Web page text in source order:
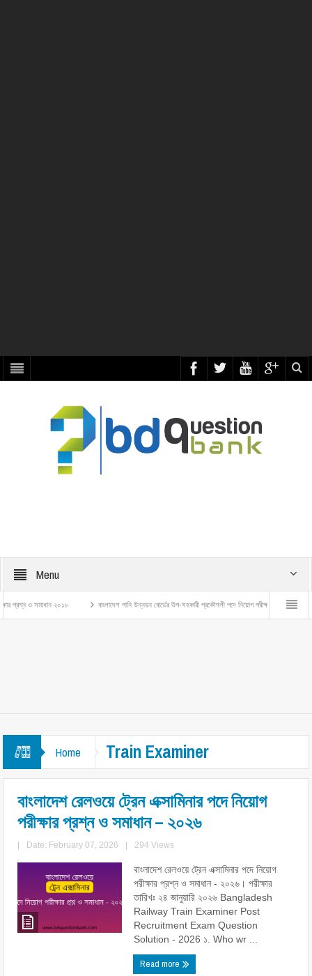
Menu
ও সমাধান ২০১৮ বাংলাদেশ পানি উন্নয়ন বোর্ডের উপ-সহকারী প্রকৌশলী পদে নিয়োগ পরীক্ষার প্রশ্ন ও সমাধান –
Home Train Examiner
বাংলাদেশ রেলওয়ে ট্রেন এক্সামিনার পদে নিয়োগ
পরীক্ষার প্রশ্ন ও সমাধান – ২০২৬
Date: February 07, 2026 294 Views
বাংলাদেশ রেলওয়ে ট্রেন এক্সামিনার পদে নিয়োগ
পরীক্ষার প্রশ্ন ও সমাধান - ২০২৬। পরীক্ষার
তারিখঃ ২৪ জানুয়ারি ২০২৬ Bangladesh
Railway Train Examiner Post
Recruitment Exam Question
Solution - 2026 ১. Who wr ...
Read more